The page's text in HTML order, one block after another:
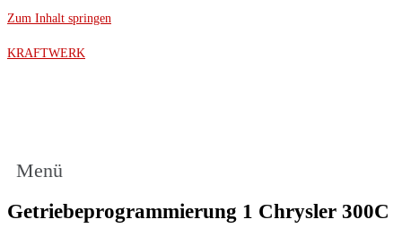
Zum Inhalt springen
KRAFTWERK
Menü
Getriebeprogrammierung 1 Chrysler 300C